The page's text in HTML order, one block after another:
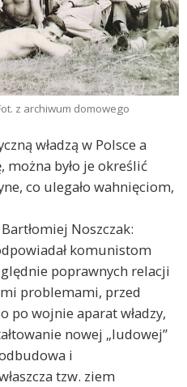
z archiwum domowego
władzą w Polsce a
można było je określić
co ulegało wahnięciom,
Noszczak:
komunistom
poprawnych relacji
problemami, przed
po wojnie aparat władzy,
nowej „ludowej”
i
tzw. ziem